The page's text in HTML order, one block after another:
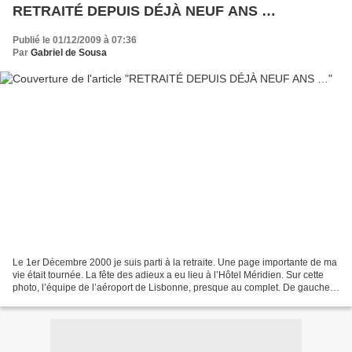
RETRAITÉ DEPUIS DÉJÀ NEUF ANS …
Publié le 01/12/2009 à 07:36
Par Gabriel de Sousa
Le 1er Décembre 2000 je suis parti à la retraite. Une page importante de ma
vie était tournée. La fête des adieux a eu lieu à l’Hôtel Méridien. Sur cette
photo, l’équipe de l’aéroport de Lisbonne, presque au complet. De gauche à